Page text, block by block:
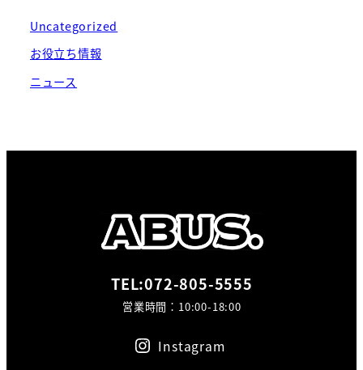
Uncategorized
お役立ち情報
ニュース
TEL:072-805-5555
営業時間：10:00-18:00
Instagram